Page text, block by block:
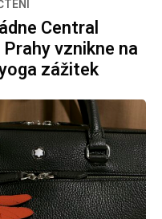
Central
vznikne na
zážitek